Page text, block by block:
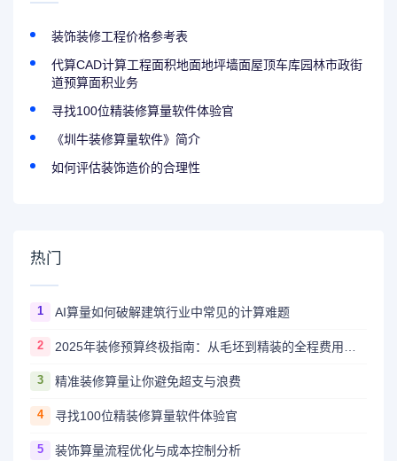
装饰装修工程价格参考表
代算CAD计算工程面积地面地坪墙面屋顶车库园林市政街
道预算面积业务
寻找100位精装修算量软件体验官
《圳牛装修算量软件》简介
如何评估装饰造价的合理性
热门
1 AI算量如何破解建筑行业中常见的计算难题
2
3 精准装修算量让你避免超支与浪费
4 寻找100位精装修算量软件体验官
5 装饰算量流程优化与成本控制分析